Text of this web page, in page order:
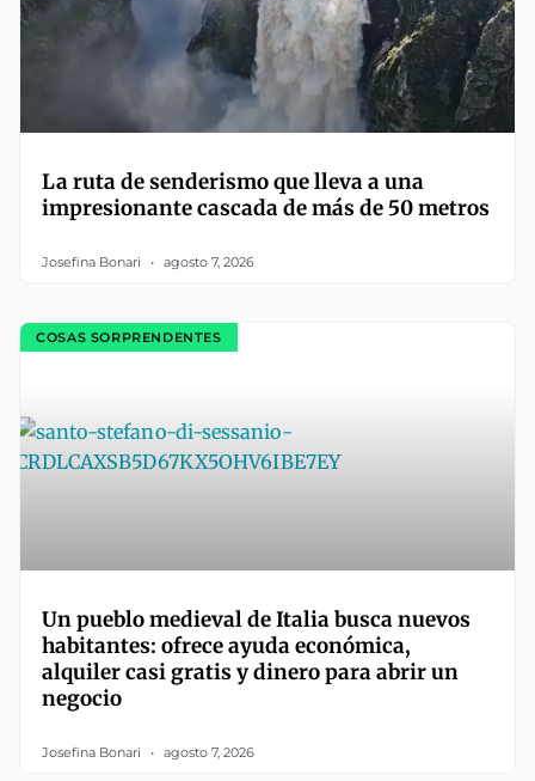
La ruta de senderismo que lleva a una
impresionante cascada de más de 50 metros
Josefina Bonari agosto 7, 2026
COSAS SORPRENDENTES
Un pueblo medieval de Italia busca nuevos
habitantes: ofrece ayuda económica,
alquiler casi gratis y dinero para abrir un
negocio
Josefina Bonari agosto 7, 2026